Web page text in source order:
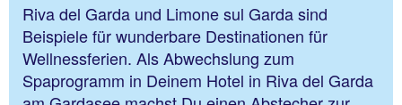
Riva del Garda und Limone sul Garda sind
Beispiele für wunderbare Destinationen für
Wellnessferien. Als Abwechslung zum
Spaprogramm in Deinem Hotel in Riva del Garda